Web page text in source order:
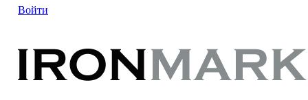
Войти